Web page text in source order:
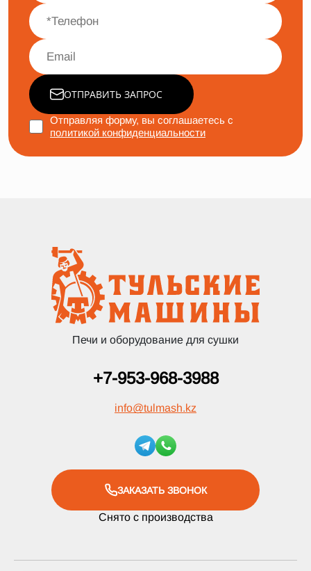
ОТПРАВИТЬ ЗАПРОС
Отправляя форму, вы соглашаетесь с
политикой конфиденциальности
Печи и оборудование для сушки
+7-953-968-3988
info@tulmash.kz
ЗАКАЗАТЬ ЗВОНОК
Снято с производства